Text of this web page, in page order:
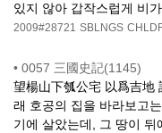
있지 않아 갑작스럽게 비
2009#28721 SBLNGS
• 0057 三國史記(1145)
望楊山下瓠公宅 以爲吉地
래 호공의 집을 바라보고
기에 살았는데, 그 땅이 뒤